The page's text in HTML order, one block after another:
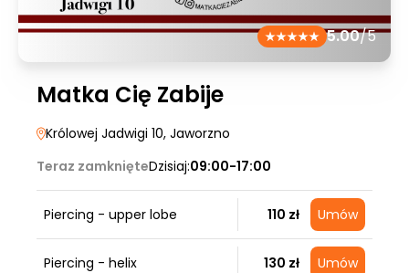
5.00/5
Matka Cię Zabije
Królowej Jadwigi 10, Jaworzno
Teraz zamknięteDzisiaj:09:00-17:00
Piercing - upper lobe 110 zł Umów
Piercing - helix 130 zł Umów